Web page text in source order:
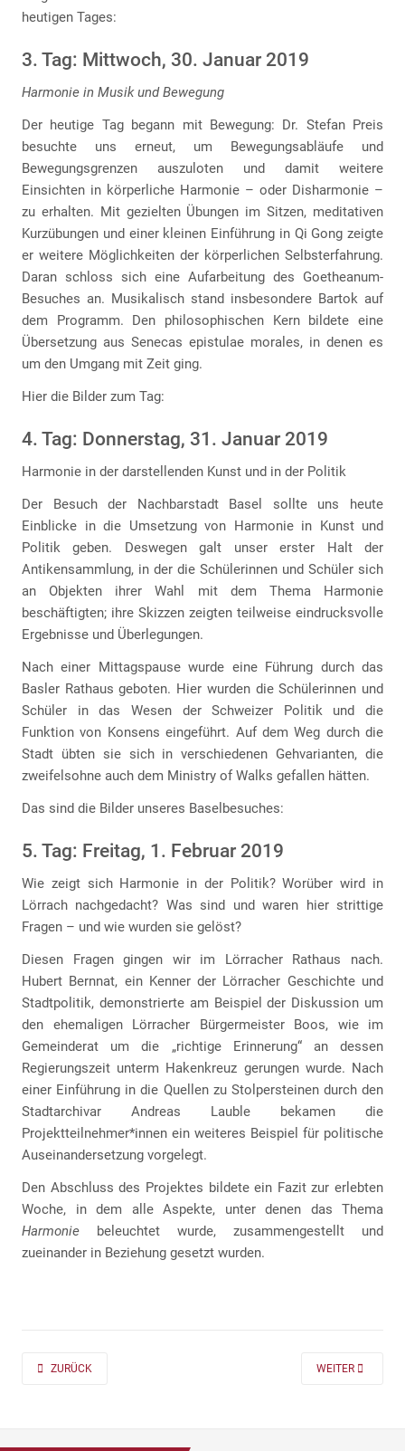
heutigen Tages:
3. Tag: Mittwoch, 30. Januar 2019
Harmonie in Musik und Bewegung
Der heutige Tag begann mit Bewegung: Dr. Stefan Preis
besuchte uns erneut, um Bewegungsabläufe und
Bewegungsgrenzen auszuloten und damit weitere
Einsichten in körperliche Harmonie – oder Disharmonie –
zu erhalten. Mit gezielten Übungen im Sitzen, meditativen
Kurzübungen und einer kleinen Einführung in Qi Gong zeigte
er weitere Möglichkeiten der körperlichen Selbsterfahrung.
Daran schloss sich eine Aufarbeitung des Goetheanum-
Besuches an. Musikalisch stand insbesondere Bartok auf
dem Programm. Den philosophischen Kern bildete eine
Übersetzung aus Senecas epistulae morales, in denen es
um den Umgang mit Zeit ging.
Hier die Bilder zum Tag:
4. Tag: Donnerstag, 31. Januar 2019
Harmonie in der darstellenden Kunst und in der Politik
Der Besuch der Nachbarstadt Basel sollte uns heute
Einblicke in die Umsetzung von Harmonie in Kunst und
Politik geben. Deswegen galt unser erster Halt der
Antikensammlung, in der die Schülerinnen und Schüler sich
an Objekten ihrer Wahl mit dem Thema Harmonie
beschäftigten; ihre Skizzen zeigten teilweise eindrucksvolle
Ergebnisse und Überlegungen.
Nach einer Mittagspause wurde eine Führung durch das
Basler Rathaus geboten. Hier wurden die Schülerinnen und
Schüler in das Wesen der Schweizer Politik und die
Funktion von Konsens eingeführt. Auf dem Weg durch die
Stadt übten sie sich in verschiedenen Gehvarianten, die
zweifelsohne auch dem Ministry of Walks gefallen hätten.
Das sind die Bilder unseres Baselbesuches:
5. Tag: Freitag, 1. Februar 2019
Wie zeigt sich Harmonie in der Politik? Worüber wird in
Lörrach nachgedacht? Was sind und waren hier strittige
Fragen – und wie wurden sie gelöst?
Diesen Fragen gingen wir im Lörracher Rathaus nach.
Hubert Bernnat, ein Kenner der Lörracher Geschichte und
Stadtpolitik, demonstrierte am Beispiel der Diskussion um
den ehemaligen Lörracher Bürgermeister Boos, wie im
Gemeinderat um die „richtige Erinnerung“ an dessen
Regierungszeit unterm Hakenkreuz gerungen wurde. Nach
einer Einführung in die Quellen zu Stolpersteinen durch den
Stadtarchivar Andreas Lauble bekamen die
Projektteilnehmer*innen ein weiteres Beispiel für politische
Auseinandersetzung vorgelegt.
Den Abschluss des Projektes bildete ein Fazit zur erlebten
Woche, in dem alle Aspekte, unter denen das Thema
Harmonie beleuchtet wurde, zusammengestellt und
zueinander in Beziehung gesetzt wurden.
PREVIOUS ARTICLE: AD FONTES 2019/20 „MASS“ FÜR DIE KLASSEN 7
ZURÜCK NEXT ARTICLE:
WEITER